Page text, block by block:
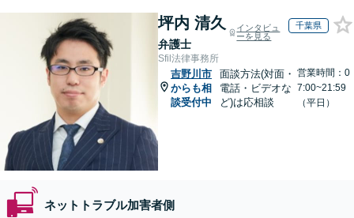
坪内 清久
弁護士
インタビュ
ーを見る
千葉県
Sfil法律事務所
吉野川市
からも相
談受付中
面談方法(対面・
電話・ビデオな
ど)は応相談
営業時間：0
7:00~21:59
（平日）
ネットトラブル加害者側